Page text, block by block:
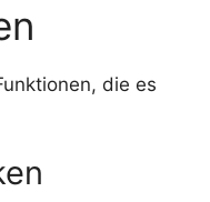
die es